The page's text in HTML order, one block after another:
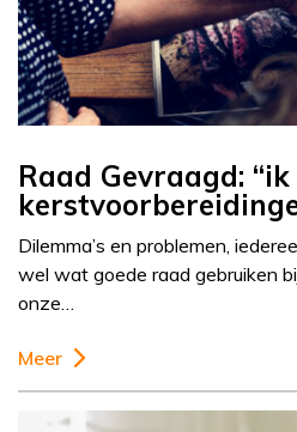
Raad Gevraagd:
Dilemma’s en problemen,
wel wat goede raad gebruiken
onze…
Meer